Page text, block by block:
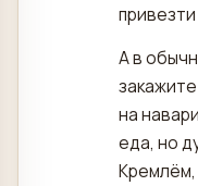
А в
на
еда, но
Кремлём,